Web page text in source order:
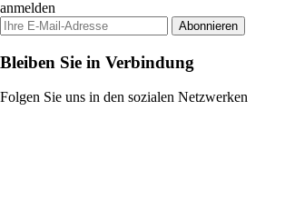
anmelden
Abonnieren
Bleiben Sie in Verbindung
Folgen Sie uns in den sozialen Netzwerken